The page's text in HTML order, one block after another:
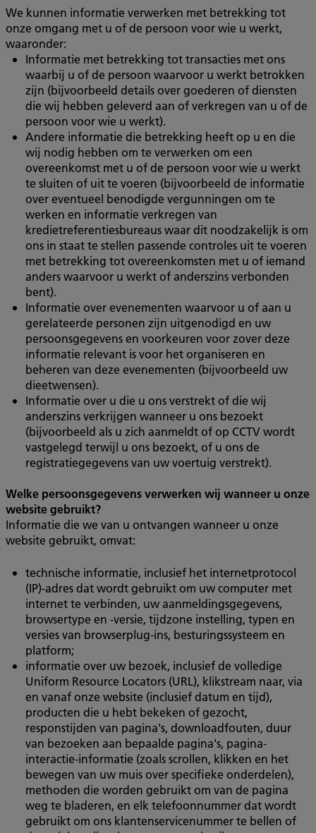
We kunnen informatie verwerken met betrekking tot
onze omgang met u of de persoon voor wie u werkt,
waaronder:
Informatie met betrekking tot transacties met ons
waarbij u of de persoon waarvoor u werkt betrokken
zijn (bijvoorbeeld details over goederen of diensten
die wij hebben geleverd aan of verkregen van u of de
persoon voor wie u werkt).
Andere informatie die betrekking heeft op u en die
wij nodig hebben om te verwerken om een
overeenkomst met u of de persoon voor wie u werkt
te sluiten of uit te voeren (bijvoorbeeld de informatie
over eventueel benodigde vergunningen om te
werken en informatie verkregen van
kredietreferentiesbureaus waar dit noodzakelijk is om
ons in staat te stellen passende controles uit te voeren
met betrekking tot overeenkomsten met u of iemand
anders waarvoor u werkt of anderszins verbonden
bent).
Informatie over evenementen waarvoor u of aan u
gerelateerde personen zijn uitgenodigd en uw
persoonsgegevens en voorkeuren voor zover deze
informatie relevant is voor het organiseren en
beheren van deze evenementen (bijvoorbeeld uw
dieetwensen).
Informatie over u die u ons verstrekt of die wij
anderszins verkrijgen wanneer u ons bezoekt
(bijvoorbeeld als u zich aanmeldt of op CCTV wordt
vastgelegd terwijl u ons bezoekt, of u ons de
registratiegegevens van uw voertuig verstrekt).
Welke persoonsgegevens verwerken wij wanneer u onze
website gebruikt?
Informatie die we van u ontvangen wanneer u onze
website gebruikt, omvat:
technische informatie, inclusief het internetprotocol
(IP)-adres dat wordt gebruikt om uw computer met
internet te verbinden, uw aanmeldingsgegevens,
browsertype en -versie, tijdzone instelling, typen en
versies van browserplug-ins, besturingssysteem en
platform;
informatie over uw bezoek, inclusief de volledige
Uniform Resource Locators (URL), klikstream naar, via
en vanaf onze website (inclusief datum en tijd),
producten die u hebt bekeken of gezocht,
responstijden van pagina's, downloadfouten, duur
van bezoeken aan bepaalde pagina's, pagina-
interactie-informatie (zoals scrollen, klikken en het
bewegen van uw muis over specifieke onderdelen),
methoden die worden gebruikt om van de pagina
weg te bladeren, en elk telefoonnummer dat wordt
gebruikt om ons klantenservicenummer te bellen of